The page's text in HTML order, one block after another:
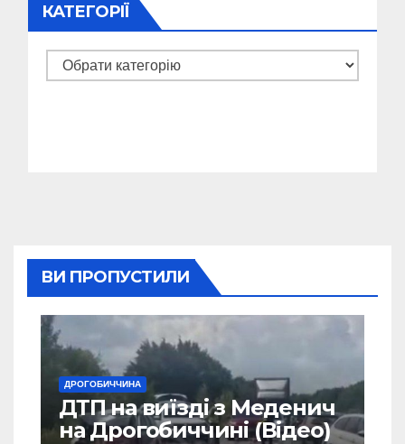
КАТЕГОРІЇ
Категорії
ВИ ПРОПУСТИЛИ
ДРОГОБИЧЧИНА
ДТП на виїзді з Меденич
на Дрогобиччині (Відео)